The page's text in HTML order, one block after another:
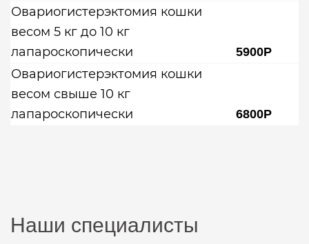
Овариогистерэктомия кошки
весом 5 кг до 10 кг
лапароскопически
5900Р
Овариогистерэктомия кошки
весом свыше 10 кг
лапароскопически
6800Р
Наши специалисты